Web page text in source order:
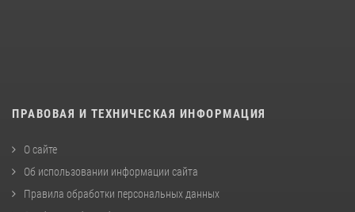
ПРАВОВАЯ И ТЕХНИЧЕСКАЯ ИНФОРМАЦИЯ
О сайте
Об использовании информации сайта
Правила обработки персональных данных